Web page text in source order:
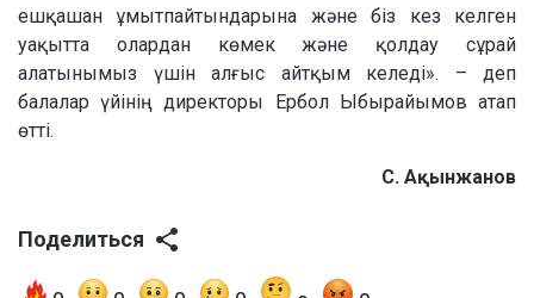
ешқашан ұмытпайтындарына және біз кез келген
уақытта олардан көмек және қолдау сұрай
алатынымыз үшін алғыс айтқым келеді». – деп
балалар үйінің директоры Ербол Ыбырайымов атап
өтті.
С. Ақынжанов
Поделиться